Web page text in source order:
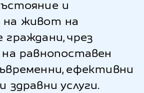
и
живот на
граждани, чрез
на равнопоставен
ефективни
здравни услуги.